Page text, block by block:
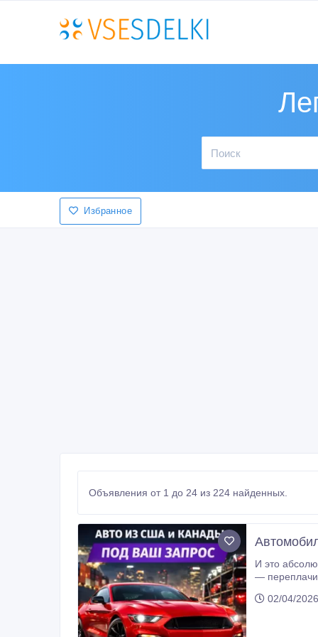
Избранное
Объявления от 1 до 24 из 224 найденных.
И это абсолютно разумно.
—
наличии: ✔️
02/04/